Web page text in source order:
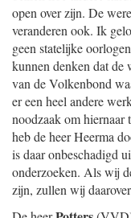
open over zijn. De
veranderen ook. Ik
geen statelijke
kunnen denken dat de
van de Volkenbond
er een heel andere
noodzaak om
heb de heer Heerma
is daar onbeschadigd
onderzoeken. Als wij
zijn, zullen wij